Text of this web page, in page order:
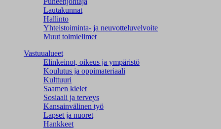
Lautakunnat
Hallinto
Yhteistoiminta- ja neuvotteluvelvoite
Muut toimielimet
Vastuualueet
Elinkeinot, oikeus ja ympäristö
Koulutus ja oppimateriaali
Kulttuuri
Saamen kielet
Sosiaali ja terveys
Kansainvälinen työ
Lapset ja nuoret
Hankkeet